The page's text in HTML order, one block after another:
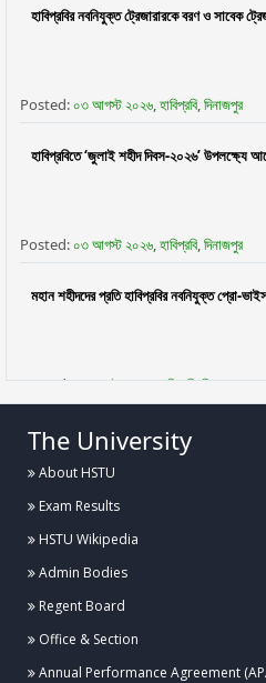
হাবিপ্রবির নবনিযুক্ত ট্রেজারারকে বরণ ও সাবেক
Posted: ০৩ আগস্ট ২০২৬, হাবিপ্রবি, দিনাজপুর
হাবিপ্রবিতে ‘জুলাই শহীদ দিবস-২০২৬’ উপলক্ষ্যে
Posted: ০৩ আগস্ট ২০২৬, হাবিপ্রবি, দিনাজপুর
মহান শহীদদের প্রতি হাবিপ্রবির নবনিযুক্ত প্রো-
Posted:৩০ জুলাই ২০২৬, হাবিপ্রবি, দিনাজপুর
ফুলেল শুভেচ্ছায় নবনিযুক্ত প্রো-ভাইস-চ্যান্সেলর
হাবিপ্রবিতে বিজয় ২৪ হল ফুটবল টুর্নামেন্টের উদ্বোধন
Posted: ২৭ জুলাই, হাবিপ্রবি, দিনাজপুর
The University
About HSTU
Exam Results
HSTU Wikipedia
Admin Bodies
Regent Board
Office & Section
Annual Performance Agreement